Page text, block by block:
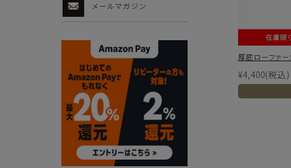
厚底ローファ
¥4,400(税込)
メールマガジン